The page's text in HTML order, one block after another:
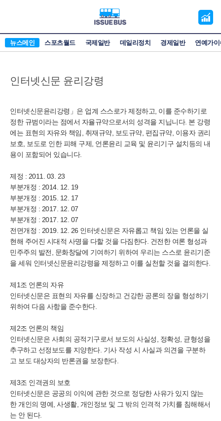
오
늘
의
증
뉴스메인 스포츠월드 국제일반 데일리정치 경제일반 연예가이
인터넷신문 윤리강령
인터넷신문윤리강령」은 업계 스스로가 제정하고, 이를 준수하기로
정한 규범이라는 점에서 자율규약으로서의 성격을 지닙니다. 본 강령
에는 표현의 자유와 책임, 취재규약, 보도규약, 편집규약, 이용자 권리
보호, 보도로 인한 피해 구제, 언론윤리 교육 및 윤리기구 설치등의 내
용이 포함되어 있습니다.
제정 : 2011. 03. 23
부분개정 : 2014. 12. 19
부분개정 : 2015. 12. 17
부분개정 : 2017. 12. 07
부분개정 : 2017. 12. 07
전면개정 : 2019. 12. 26 인터넷신문은 자유롭고 책임 있는 언론을 실
현해 주어진 시대적 사명을 다할 것을 다짐한다. 건전한 여론 형성과
민주주의 발전, 문화창달에 기여하기 위하여 우리는 스스로 윤리기준
을 세워 인터넷신문윤리강령을 제정하고 이를 실천할 것을 결의한다.
제1조 언론의 자유
인터넷신문은 표현의 자유를 신장하고 건강한 공론의 장을 형성하기
위하여 다음 사항을 준수한다.
제2조 언론의 책임
인터넷신문은 사회의 공적기구로서 보도의 사실성, 정확성, 균형성을
추구하고 선정보도를 지양한다. 기사 작성 시 사실과 의견을 구분하
고 보도 대상자의 반론권을 보장한다.
제3조 인격권의 보호
인터넷신문은 공공의 이익에 관한 것으로 정당한 사유가 있지 않는
한 개인의 명예, 사생활, 개인정보 및 그 밖의 인격적 가치를 침해해서
는 안 된다.